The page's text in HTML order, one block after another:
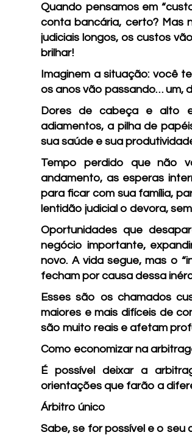
Quando pensamos em
conta bancária, certo? Mas
judiciais longos, os custos
brilhar!
Imaginem a situação: você
os anos vão passando… um,
Dores de cabeça e alto
adiamentos, a pilha de
sua saúde e sua
Tempo perdido que não
andamento, as esperas
para ficar com sua família,
lentidão judicial o devora,
Oportunidades que
negócio importante,
novo. A vida segue, mas o
fecham por causa dessa
Esses são os chamados
maiores e mais difíceis de
são muito reais e afetam
Como economizar na
É possível deixar a
orientações que farão a
Árbitro único
Sabe, se for possível e o